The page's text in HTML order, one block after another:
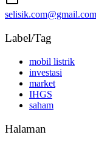
selisik.com@gmail.com
Label/Tag
mobil listrik
investasi
market
IHGS
saham
Halaman